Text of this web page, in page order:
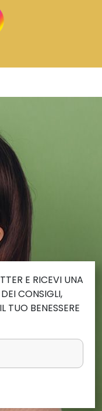
E RICEVI UNA
CONSIGLI,
TUO BENESSERE